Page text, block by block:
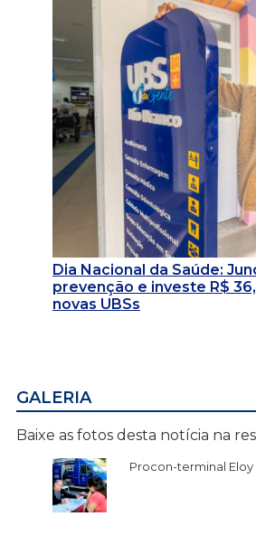
Dia Nacional da Saúde:
prevenção e investe R$
novas UBSs
GALERIA
Baixe as fotos desta notícia na
Procon-terminal Eloy